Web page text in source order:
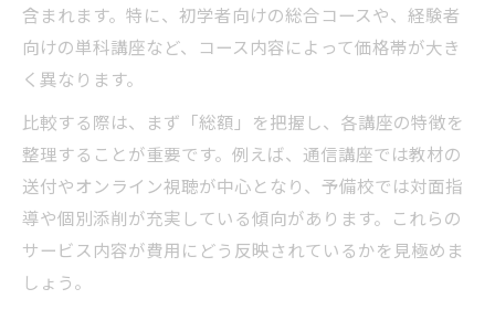
含まれます。特に、初学者向けの総合コースや、経験者
向けの単科講座など、コース内容によって価格帯が大き
く異なります。
比較する際は、まず「総額」を把握し、各講座の特徴を
整理することが重要です。例えば、通信講座では教材の
送付やオンライン視聴が中心となり、予備校では対面指
導や個別添削が充実している傾向があります。これらの
サービス内容が費用にどう反映されているかを見極めま
しょう。